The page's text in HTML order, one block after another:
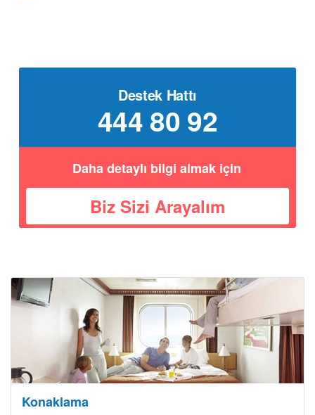
Destek Hattı
444 80 92
Daha detaylı bilgi almak için
Biz Sizi Arayalım
Konaklama